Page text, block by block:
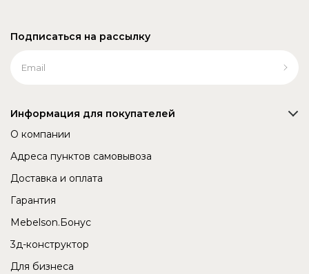
Подписаться на рассылку
Информация для покупателей
О компании
Адреса пунктов самовывоза
Доставка и оплата
Гарантия
Mebelson.Бонус
3д-конструктор
Для бизнеса